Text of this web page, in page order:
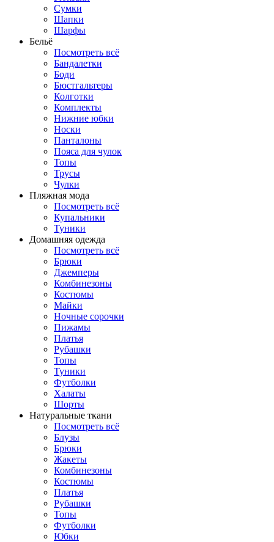
Сумки
Шапки
Шарфы
Бельё
Посмотреть всё
Бандалетки
Боди
Бюстгальтеры
Колготки
Комплекты
Нижние юбки
Носки
Панталоны
Поясa для чулок
Топы
Трусы
Чулки
Пляжная мода
Посмотреть всё
Купальники
Туники
Домашняя одежда
Посмотреть всё
Брюки
Джемперы
Комбинезоны
Костюмы
Майки
Ночные сорочки
Пижамы
Платья
Рубашки
Топы
Туники
Футболки
Халаты
Шорты
Натуральные ткани
Посмотреть всё
Блузы
Брюки
Жакеты
Комбинезоны
Костюмы
Платья
Рубашки
Топы
Футболки
Юбки